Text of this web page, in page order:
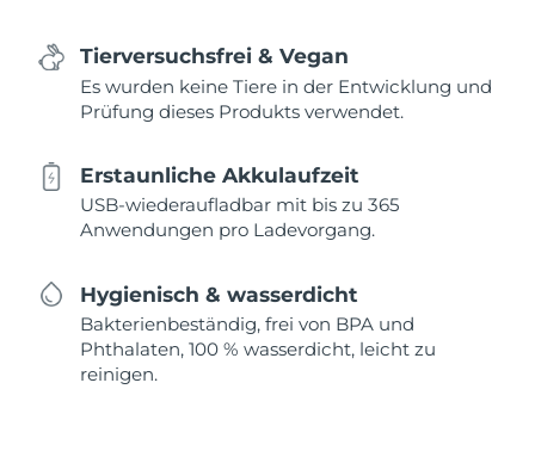
Tierversuchsfrei & Vegan
Es wurden keine Tiere in der Entwicklung und
Prüfung dieses Produkts verwendet.
Erstaunliche Akkulaufzeit
USB-wiederaufladbar mit bis zu 365
Anwendungen pro Ladevorgang.
Hygienisch & wasserdicht
Bakterienbeständig, frei von BPA und
Phthalaten, 100 % wasserdicht, leicht zu
reinigen.